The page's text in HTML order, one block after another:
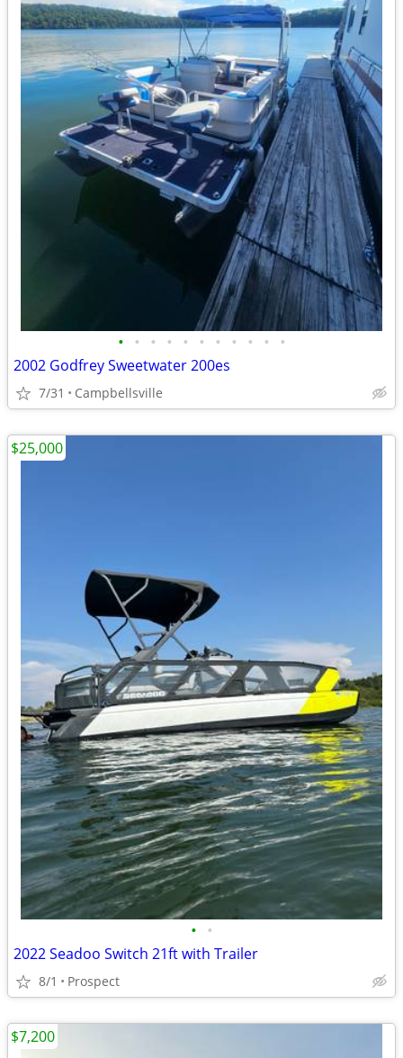
• • • • • • • • • • •
2002 Godfrey Sweetwater 200es
7/31 Campbellsville
• •
2022 Seadoo Switch 21ft with Trailer
8/1 Prospect
$25,000
$7,200